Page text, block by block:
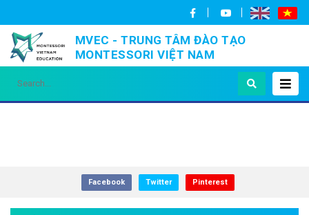
MVEC - TRUNG TÂM ĐÀO TẠO
MONTESSORI VIỆT NAM
Facebook Twitter Pinterest